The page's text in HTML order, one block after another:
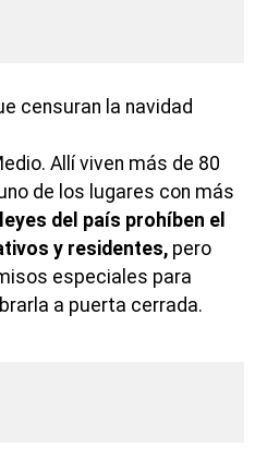
Allí viven más de 80
de los lugares con más
del país prohíben el
y residentes, pero
especiales para
a puerta cerrada.